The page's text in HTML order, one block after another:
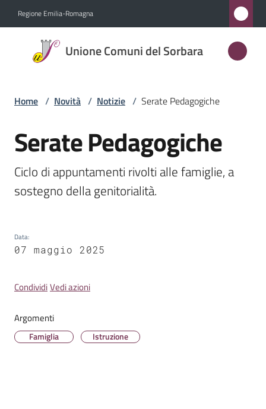
Regione Emilia-Romagna
Unione Comuni del Sorbara
Unione
Comuni
Sorbara
Amministrazione
Novità
Menu selezionato
Vivere
l'Unione
Tutti
gli
Home / Novità / Notizie / Serate Pedagogiche
Salta al contenuto
Serate Pedagogiche
Ciclo di appuntamenti rivolti alle famiglie, a
sostegno della genitorialità.
Data:
07 maggio 2025
CondividiVedi azioni
Argomenti
Famiglia Istruzione